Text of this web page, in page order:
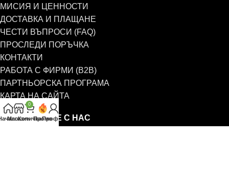
МИСИЯ И ЦЕННОСТИ
ДОСТАВКА И ПЛАЩАНЕ
ЧЕСТИ ВЪПРОСИ (FAQ)
ПРОСЛЕДИ ПОРЪЧКА
КОНТАКТИ
РАБОТА С ФИРМИ (B2B)
ПАРТНЬОРСКА ПРОГРАМА
КАРТА НА САЙТА
СВЪРЖЕТЕ СЕ С НАС
Магазин
0
КоличкаПромоПрофил